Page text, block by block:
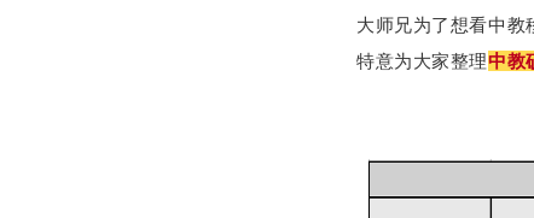
大师兄为了想看中教
特意为大家整理中教